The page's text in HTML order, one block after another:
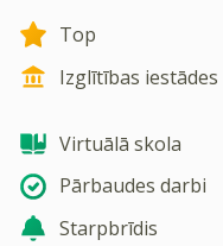
Top
Izglītības iestādes
Virtuālā skola
Pārbaudes darbi
Starpbrīdis